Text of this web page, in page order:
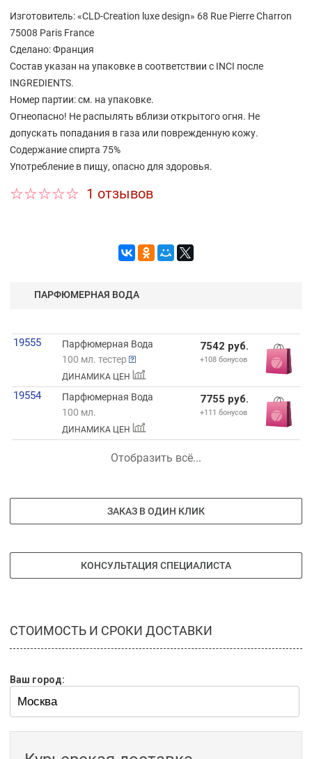
Изготовитель: «CLD-Creation luxe design» 68 Rue Pierre Charron
75008 Paris France
Сделано: Франция
Состав указан на упаковке в соответствии с INCI после
INGREDIENTS.
Hомер партии: см. на упаковке.
Огнеопасно! Не распылять вблизи открытого огня. Не
допускать попадания в газа или поврежденную кожу.
Содержание спирта 75%
Употребление в пищу, опасно для здоровья.
1 отзывов
ПАРФЮМЕРНАЯ ВОДА
19555
Парфюмерная Вода
100 мл. тестер
ДИНАМИКА ЦЕН
7542 руб.
+108 бонусов
19554
Парфюмерная Вода
100 мл.
ДИНАМИКА ЦЕН
7755 руб.
+111 бонусов
Отобразить всё...
ЗАКАЗ В ОДИН КЛИК
КОНСУЛЬТАЦИЯ СПЕЦИАЛИСТА
СТОИМОСТЬ И СРОКИ ДОСТАВКИ
Ваш город: